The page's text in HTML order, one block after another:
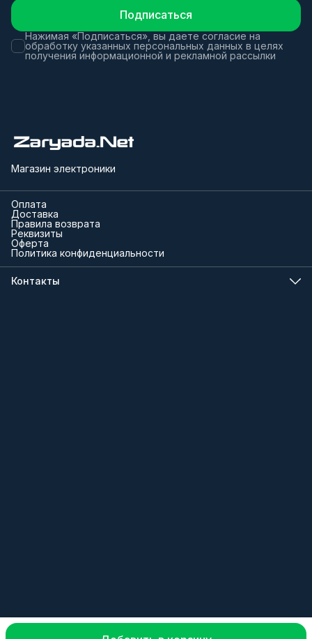
Подписаться
Нажимая «Подписаться», вы даете согласие на
обработку указанных персональных данных в целях
получения информационной и рекламной рассылки
Магазин электроники
Оплата
Доставка
Правила возврата
Реквизиты
Оферта
Политика конфиденциальности
Контакты